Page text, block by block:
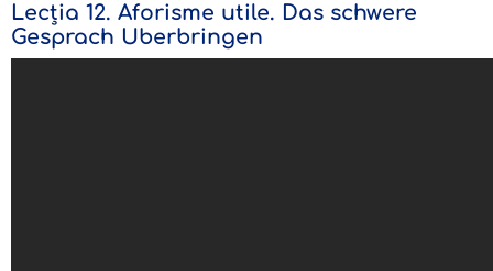
Lecția 12. Aforisme utile. Das schwere
Gesprach Uberbringen